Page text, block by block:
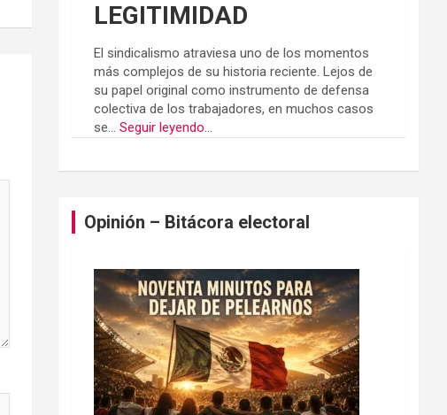
LEGITIMIDAD
El sindicalismo atraviesa uno de los momentos
más complejos de su historia reciente. Lejos de
su papel original como instrumento de defensa
colectiva de los trabajadores, en muchos casos
se...Seguir leyendo...
Opinión – Bitácora electoral